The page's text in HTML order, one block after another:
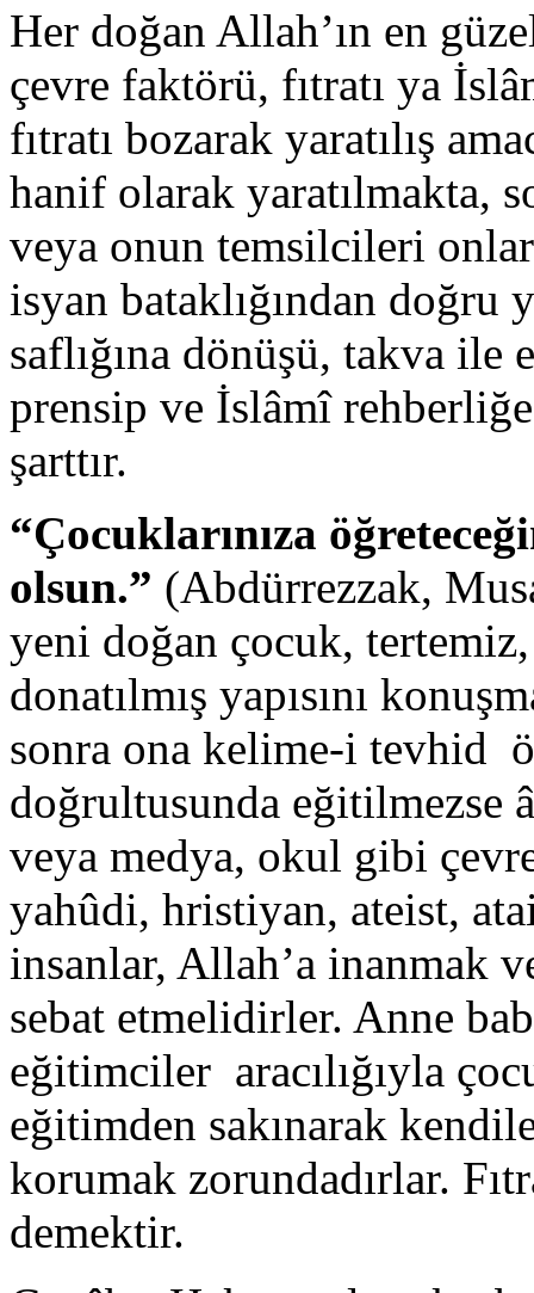
Her doğan Allah’ın en
çevre faktörü, fıtratı ya
fıtratı bozarak yaratılış
hanif olarak yaratılmakta,
veya onun temsilcileri
isyan bataklığından doğru
saflığına dönüşü, takva ile
prensip ve İslâmî
şarttır.
“Çocuklarınıza
olsun.” (Abdürrezzak,
yeni doğan çocuk,
donatılmış yapısını
sonra ona kelime-i tevhid
doğrultusunda
veya medya, okul gibi
yahûdi, hristiyan, ateist,
insanlar, Allah’a inanmak
sebat etmelidirler. Anne
eğitimciler aracılığıyla
eğitimden sakınarak
korumak zorundadırlar.
demektir.